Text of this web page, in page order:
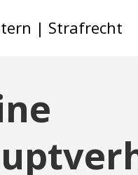
| Strafrecht